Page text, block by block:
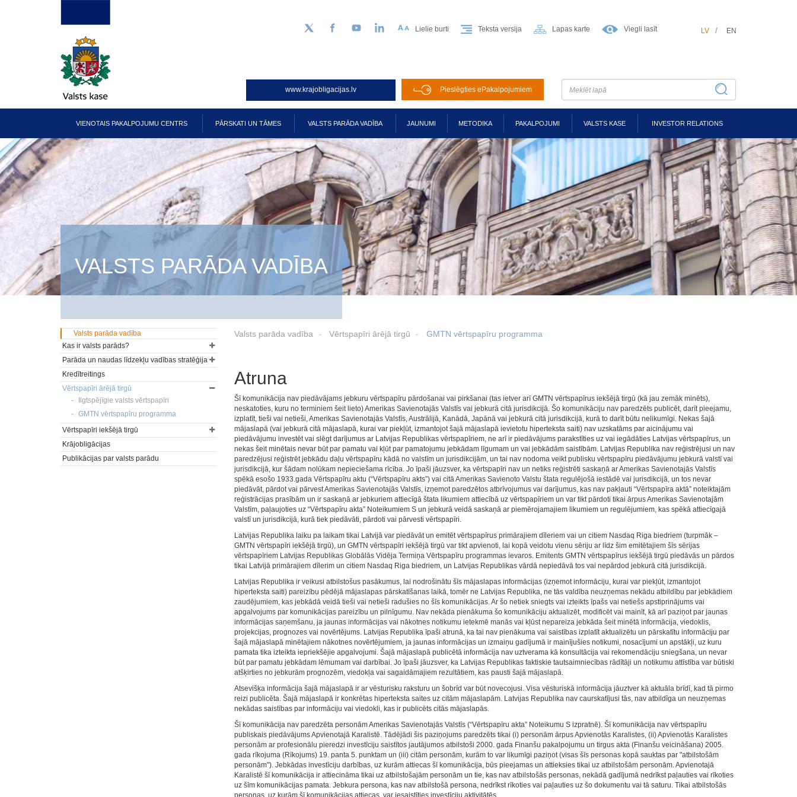
Sekojiet mums Twitter
FacebookYouTubeLinkedIn Lielie burti Teksta versija Lapas karte Viegli lasīt LV EN
www.krajobligacijas.lv Pieslēgties ePakalpojumiem
Galvenā
izvēlne
VIENOTAIS PAKALPOJUMU CENTRS PĀRSKATI UN TĀMES VALSTS PARĀDA VADĪBA JAUNUMI METODIKA PAKALPOJUMI VALSTS KASE INVESTOR RELATIONS
VALSTS PARĀDA VADĪBA
Valsts parāda vadība Vērtspapīri ārējā tirgū GMTN vērtspapīru programma
Atruna
Šī komunikācija nav piedāvājams jebkuru vērtspapīru pārdošanai vai pirkšanai (tas ietver arī GMTN vērtspapīrus iekšējā tirgū (kā jau zemāk minēts),
neskatoties, kuru no terminiem šeit lieto) Amerikas Savienotajās Valstīs vai jebkurā citā jurisdikcijā. Šo komunikāciju nav paredzēts publicēt, darīt pieejamu,
izplatīt, tieši vai netieši, Amerikas Savienotajās Valstīs, Austrālijā, Kanādā, Japānā vai jebkurā citā jurisdikcijā, kurā to darīt būtu nelikumīgi. Nekas šajā
mājaslapā (vai jebkurā citā mājaslapā, kurai var piekļūt, izmantojot šajā mājaslapā ievietotu hiperteksta saiti) nav uzskatāms par aicinājumu vai
piedāvājumu investēt vai slēgt darījumus ar Latvijas Republikas vērtspapīriem, ne arī ir piedāvājums parakstīties uz vai iegādāties Latvijas vērtspapīrus, un
nekas šeit minētais nevar būt par pamatu vai kļūt par pamatojumu jebkādam līgumam un vai jebkādām saistībām. Latvijas Republika nav reģistrējusi un nav
paredzējusi reģistrēt jebkādu daļu vērtspapīru kādā no valstīm un jurisdikcijām, un tai nav nodoma veikt publisku vērtspapīru piedāvājumu jebkurā valstī vai
jurisdikcijā, kur šādam nolūkam nepieciešama rīcība. Jo īpaši jāuzsver, ka vērtspapīri nav un netiks reģistrēti saskaņā ar Amerikas Savienotajās Valstīs
spēkā esošo 1933.gada Vērtspapīru aktu (“Vērtspapīru akts”) vai citā Amerikas Savienoto Valstu štata regulējošā iestādē vai jurisdikcijā, un tos nevar
piedāvāt, pārdot vai pārvest Amerikas Savienotajās Valstīs, izņemot paredzētos atbrīvojumus vai darījumus, kas nav pakļauti “Vērtspapīra aktā” noteiktajām
reģistrācijas prasībām un ir saskaņā ar jebkuriem attiecīgā štata likumiem attiecībā uz vērtspapīriem un var tikt pārdoti tikai ārpus Amerikas Savienotajām
Valstīm, paļaujoties uz “Vērtspapīru akta” Noteikumiem S un jebkurā veidā saskaņā ar piemērojamajiem likumiem un regulējumiem, kas spēkā attiecīgajā
valstī un jurisdikcijā, kurā tiek piedāvāti, pārdoti vai pārvesti vērtspapīri.
Latvijas Republika laiku pa laikam tikai Latvijā var piedāvāt un emitēt vērtspapīrus primārajiem dīleriem vai un citiem Nasdaq Riga biedriem (turpmāk –
GMTN vērtspapīri iekšējā tirgū), un GMTN vērtspapīri iekšējā tirgū var tikt apvienoti, lai kopā veidotu vienu sēriju ar līdz šim emitētajiem šīs sērijas
vērtspapīriem Latvijas Republikas Globālās Vidēja Termiņa Vērtspapīru programmas ievaros. Emitents GMTN vērtspapīrus iekšējā tirgū piedāvās un pārdos
tikai Latvijā primārajiem dīlerim un citiem Nasdaq Riga biedriem, un Latvijas Republikas vārdā nepiedāvā tos vai nepārdod jebkurā citā jurisdikcijā.
Latvijas Republika ir veikusi atbilstošus pasākumus, lai nodrošinātu šīs mājaslapas informācijas (izņemot informāciju, kurai var piekļūt, izmantojot
hiperteksta saiti) pareizību pēdējā mājaslapas pārskatīšanas laikā, tomēr ne Latvijas Republika, ne tās valdība neuzņemas nekādu atbildību par jebkādiem
zaudējumiem, kas jebkādā veidā tieši vai netieši radušies no šīs komunikācijas. Ar šo netiek sniegts vai izteikts īpašs vai netiešs apstiprinājums vai
apgalvojums par komunikācijas pareizību un pilnīgumu. Nav nekāda pienākuma šo komunikāciju aktualizēt, modificēt vai mainīt, kā arī paziņot par jaunas
informācijas saņemšanu, ja jaunas informācijas vai nākotnes notikumu ietekmē manās vai kļūst nepareiza jebkāda šeit minētā informācija, viedoklis,
projekcijas, prognozes vai novērtējums. Latvijas Republika īpaši atrunā, ka tai nav pienākuma vai saistības izplatīt aktualizētu un pārskatītu informāciju par
šajā mājaslapā minētajiem nākotnes novērtējumiem, ja jaunas informācijas un izmaiņu gadījumā ir mainījušies notikumi, nosacījumi un apstākļi, uz kuru
pamata tika izteikta iepriekšējie apgalvojumi. Šajā mājaslapā publicētā informācija nav uztverama kā konsultācija vai rekomendāciju sniegšana, un nevar
būt par pamatu jebkādam lēmumam vai darbībai. Jo īpaši jāuzsver, ka Latvijas Republikas faktiskie tautsaimniecības rādītāji un notikumu attīstība var būtiski
atšķirties no jebkurām prognozēm, viedokļa vai sagaidāmajiem rezultātiem, kas pausti šajā mājaslapā.
Atsevišķa informācija šajā mājaslapā ir ar vēsturisku raksturu un šobrīd var būt novecojusi. Visa vēsturiskā informācija jāuztver kā aktuāla brīdī, kad tā pirmo
reizi publicēta. Šajā mājaslapā ir konkrētas hiperteksta saites uz citām mājaslapām. Latvijas Republika nav caurskatījusi tās, nav atbildīga un neuzņemas
nekādas saistības par informāciju vai viedokli, kas ir publicēts citās mājaslapās.
Šī komunikācija nav paredzēta personām Amerikas Savienotajās Valstīs (“Vērtspapīru akta” Noteikumu S izpratnē). Šī komunikācija nav vērtspapīru
publiskais piedāvājums Apvienotajā Karalistē. Tādējādi šis paziņojums paredzēts tikai (i) personām ārpus Apvienotās Karalistes, (ii) Apvienotās Karalistes
personām ar profesionālu pieredzi investīciju saistītos jautājumos atbilstoši 2000. gada Finanšu pakalpojumu un tirgus akta (Finanšu veicināšana) 2005.
gada rīkojuma (Rīkojums) 19. panta 5. punktam un (iii) citām personām, kurām to var likumīgi paziņot (visas šīs personas kopā sauktas par "atbilstošām
personām"). Jebkādas investīciju darbības, uz kurām attiecas šī komunikācija, būs pieejamas un attieksies tikai uz atbilstošām personām. Apvienotajā
Karalistē šī komunikācija ir attiecināma tikai uz atbilstošajām personām un tie, kas nav atbilstošās personas, nekādā gadījumā nedrīkst paļauties vai rīkoties
uz šīm komunikācijas pamata. Jebkura persona, kas nav atbilstošā persona, nedrīkst rīkoties vai paļauties uz šo dokumentu vai tā saturu. Tikai atbilstošās
personas, uz kurām šī komunikācijas attiecas, var iesaistīties investīciju aktivitātēs.
Valsts parāda vadība
Kas ir valsts parāds?
Parāda un naudas līdzekļu vadības stratēģija
Kredītreitings
Vērtspapīri ārējā tirgū
Ilgtspējīgie valsts vērtspapīri
GMTN vērtspapīru programma
Vērtspapīri iekšējā tirgū
Krājobligācijas
Publikācijas par valsts parādu